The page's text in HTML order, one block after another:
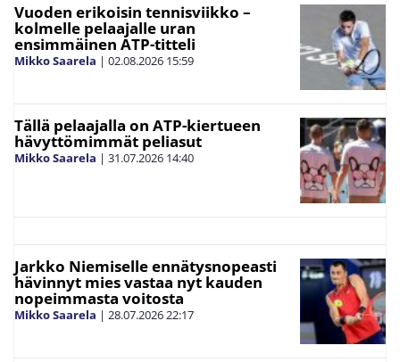
Vuoden erikoisin tennisviikko –
kolmelle pelaajalle uran
ensimmäinen ATP-titteli
Mikko Saarela | 02.08.2026 15:59
Tällä pelaajalla on ATP-kiertueen
hävyttömimmät peliasut
Mikko Saarela | 31.07.2026 14:40
Jarkko Niemiselle ennätysnopeasti
hävinnyt mies vastaa nyt kauden
nopeimmasta voitosta
Mikko Saarela | 28.07.202622:17